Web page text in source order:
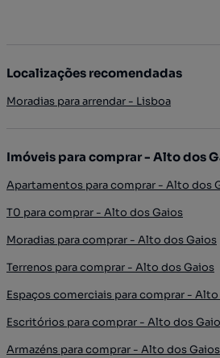
Localizações recomendadas
Moradias para arrendar - Lisboa
Imóveis para comprar - Alto dos
Apartamentos para comprar - Alto dos
T0 para comprar - Alto dos Gaios
Moradias para comprar - Alto dos Gaios
Terrenos para comprar - Alto dos Gaios
Espaços comerciais para comprar -
Escritórios para comprar - Alto dos
Armazéns para comprar - Alto dos Gaios